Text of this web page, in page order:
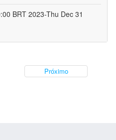
BRT 2023-Thu Dec 31
Próximo